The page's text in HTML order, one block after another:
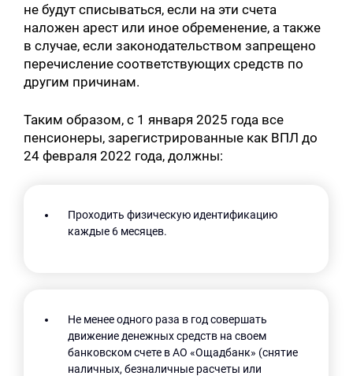
не будут списываться, если на эти счета
наложен арест или иное обременение, а также
в случае, если законодательством запрещено
перечисление соответствующих средств по
другим причинам.
Таким образом, с 1 января 2025 года все
пенсионеры, зарегистрированные как ВПЛ до
24 февраля 2022 года, должны:
Проходить физическую идентификацию
каждые 6 месяцев.
Не менее одного раза в год совершать
движение денежных средств на своем
банковском счете в АО «Ощадбанк» (снятие
наличных, безналичные расчеты или